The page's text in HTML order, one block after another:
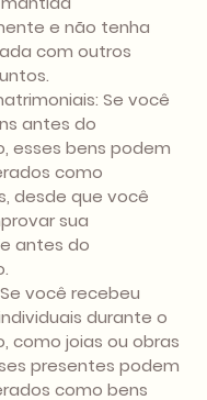
e não tenha
com outros
Se você
antes do
esses bens podem
como
desde que você
sua
antes do
você recebeu
durante o
como joias ou obras
presentes podem
como bens